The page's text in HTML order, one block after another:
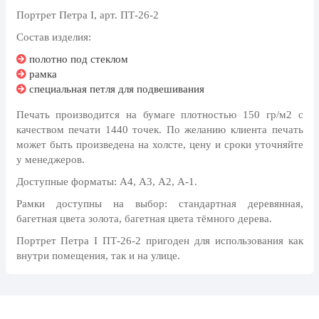
24 мая, День славянской
письменности и культуры
1 июня, День защиты детей
8 июня, День социального работника
12 июня, День России
День медицинского работника
(третье воскресенье июня)
22 июня, День памяти и скорби
Выпускной для школ и ВУЗов
подпольщиков
Портрет Петра I, арт. ПТ-26-2
Состав изделия:
полотно под стеклом
рамка
специальная петля для подвешивания
Печать производится на бумаге плотностью 150 гр/м2 с
качеством печати 1440 точек. По желанию клиента печать
может быть произведена на холсте, цену и сроки уточняйте
у менеджеров.
Доступные форматы: А4, А3, А2, А-1.
Рамки доступны на выбор: стандартная деревянная,
багетная цвета золота, багетная цвета тёмного дерева.
Портрет Петра I ПТ-26-2 пригоден для использования как
внутри помещения, так и на улице.